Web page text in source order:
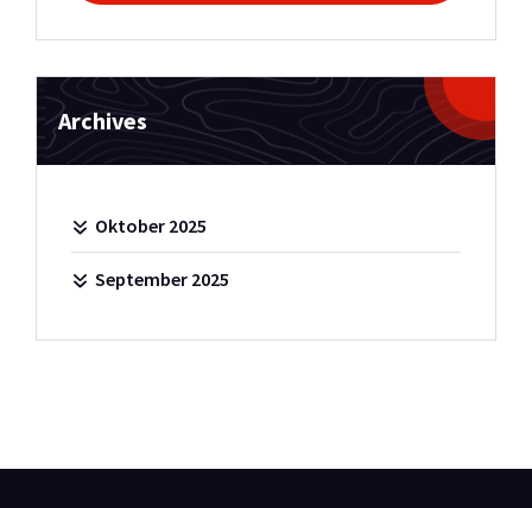
Archives
Oktober 2025
September 2025